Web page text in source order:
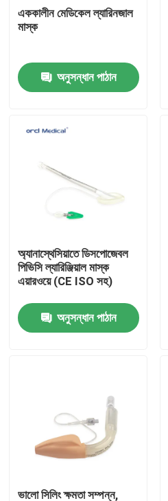
আমাদের সম্পর্কে
কারখানা ভ্রমণ
আমাদের সাথে যোগাযোগ
খবর
রিইনফোর্সড এন্ডোট্র্যাকিয়াল টিউব
এককালীন মেডিকেল ল্যারিনজাল
মাস্ক
অনুসন্ধান পাঠান
অ্যানাস্থেসিয়াতে ডিসপোজেবল
পিভিসি ল্যারিঞ্জিয়াল মাস্ক
এয়ারওয়ে (CE ISO সহ)
অনুসন্ধান পাঠান
ভালো সিলিং ক্ষমতা সম্পন্ন,